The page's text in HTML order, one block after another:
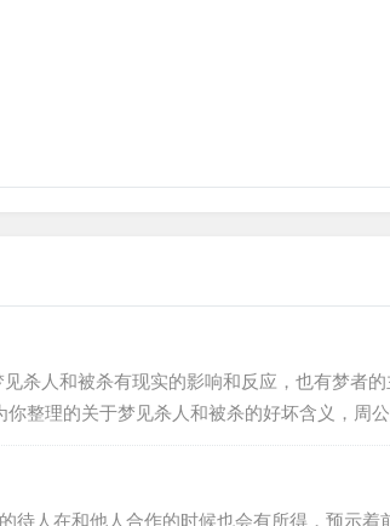
杀人和被杀有现实的影响和反应，也有梦者的
整理的关于梦见杀人和被杀的好坏含义，周
杀害某人，代表做做梦的人…
待人在和他人合作的时候也会有所得，预示着